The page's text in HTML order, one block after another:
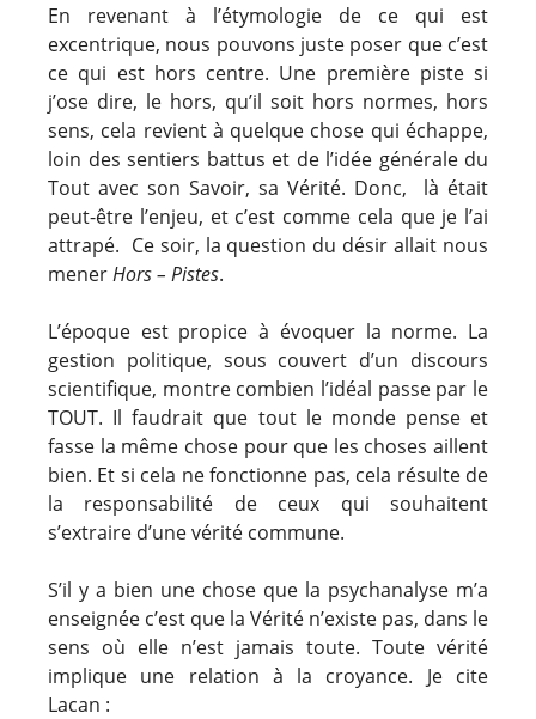
En revenant à l’étymologie de ce qui est
excentrique, nous pouvons juste poser que c’est
ce qui est hors centre. Une première piste si
j’ose dire, le hors, qu’il soit hors normes, hors
sens, cela revient à quelque chose qui échappe,
loin des sentiers battus et de l’idée générale du
Tout avec son Savoir, sa Vérité. Donc, là était
peut-être l’enjeu, et c’est comme cela que je l’ai
attrapé. Ce soir, la question du désir allait nous
menerHors – Pistes.
L’époque est propice à évoquer la norme. La
gestion politique, sous couvert d’un discours
scientifique, montre combien l’idéal passe par le
TOUT. Il faudrait que tout le monde pense et
fasse la même chose pour que les choses aillent
bien. Et si cela ne fonctionne pas, cela résulte de
la responsabilité de ceux qui souhaitent
s’extraire d’une vérité commune.
S’il y a bien une chose que la psychanalyse m’a
enseignée c’est que la Vérité n’existe pas, dans le
sens où elle n’est jamais toute. Toute vérité
implique une relation à la croyance. Je cite
Lacan :